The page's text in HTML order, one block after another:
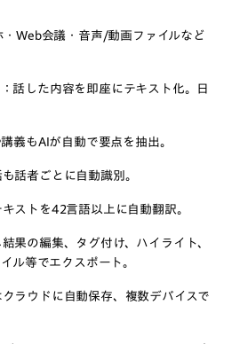
・Web会議・音声/動画ファイルなど
話した内容を即座にテキスト化。日
義もAIが自動で要点を抽出。
話者ごとに自動識別。
ストを42言語以上に自動翻訳。
果の編集、タグ付け、ハイライト、
ル等でエクスポート。
ラウドに自動保存、複数デバイスで